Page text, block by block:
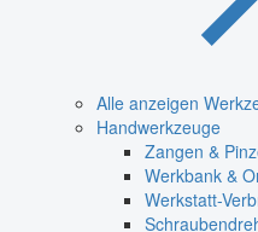
Alle anzeigen
Handwerkzeuge
Zangen &
Werkbank &
Werkstatt-